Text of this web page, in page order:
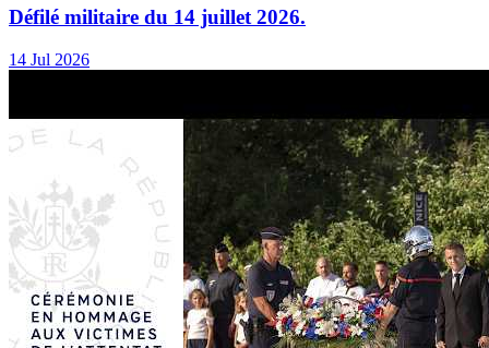
Défilé militaire du 14 juillet 2026.
14 Jul 2026